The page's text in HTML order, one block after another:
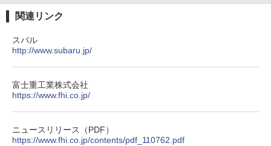
関連リンク
スバル
http://www.subaru.jp/
富士重工業株式会社
https://www.fhi.co.jp/
ニュースリリース（PDF）
https://www.fhi.co.jp/contents/pdf_110762.pdf